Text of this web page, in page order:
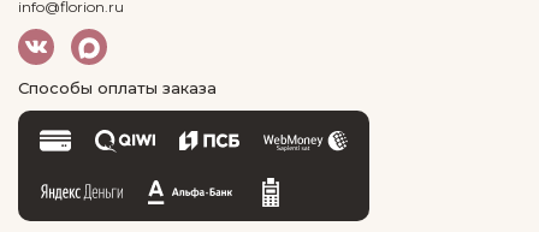
info@florion.ru
Способы оплаты заказа